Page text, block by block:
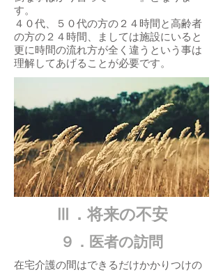
す。
４０代、５０代の方の２４時間と高齢者
の方の２４時間、ましては施設にいると
更に時間の流れ方が全く違うという事は
理解してあげることが必要です。
​Ⅲ．将来の不安
​９．医者の訪問
在宅介護の間はできるだけかかりつけの